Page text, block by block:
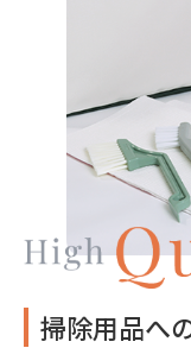
掃除用品へ